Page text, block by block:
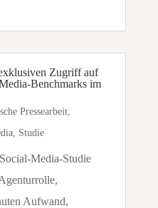
Zugriff auf
Benchmarks im
Pressearbeit,
, Studie
Media-Studie
Aufwand,